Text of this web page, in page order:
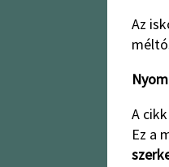
Az
A
Ez a